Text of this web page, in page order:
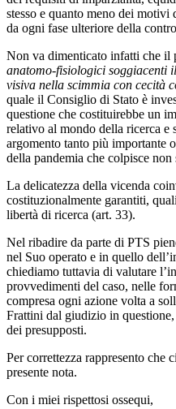
stesso e quanto meno dei motivi
da ogni fase ulteriore della
Non va dimenticato infatti che il
anatomo-fisiologici soggiacenti
visiva nella scimmia con cecità
quale il Consiglio di Stato è
questione che costituirebbe un
relativo al mondo della ricerca e
argomento tanto più importante
della pandemia che colpisce non
La delicatezza della vicenda
costituzionalmente garantiti,
libertà di ricerca (art. 33).
Nel ribadire da parte di PTS
nel Suo operato e in quello
chiediamo tuttavia di valutare
provvedimenti del caso, nelle
compresa ogni azione volta a
Frattini dal giudizio in questione,
dei presupposti.
Per correttezza rappresento che
presente nota.
Con i miei rispettosi ossequi,